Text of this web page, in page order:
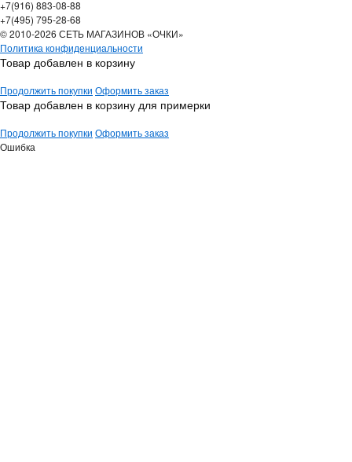
+7(916) 883-08-88
+7(495) 795-28-68
© 2010-2026 СЕТЬ МАГАЗИНОВ «ОЧКИ»
Политика конфиденциальности
Товар добавлен в корзину
Продолжить покупки Оформить заказ
Товар добавлен в корзину для примерки
Продолжить покупки Оформить заказ
Ошибка